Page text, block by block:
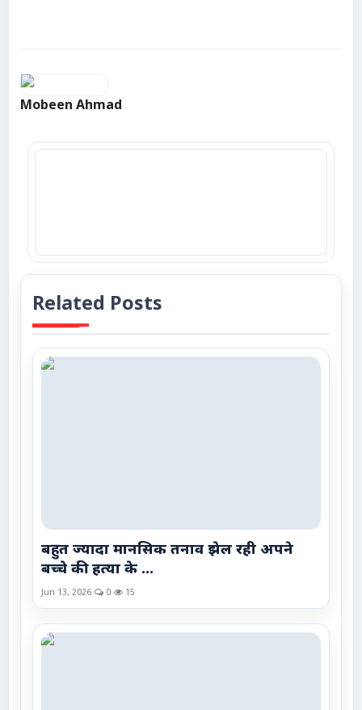
Mobeen Ahmad
Related Posts
बहुत ज्यादा मानसिक तनाव झेल रही अपने
बच्चे की हत्या के ...
Jun 13, 2026 0 15